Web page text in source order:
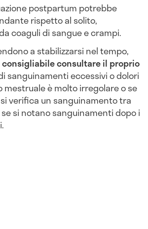
postpartum potrebbe
rispetto al solito,
coaguli di sangue e crampi.
a stabilizzarsi nel tempo,
consigliabile consultare il proprio
sanguinamenti eccessivi o dolori
mestruale è molto irregolare o se
verifica un sanguinamento tra
si notano sanguinamenti dopo i